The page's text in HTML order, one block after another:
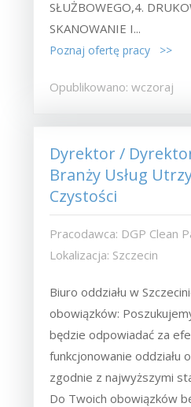
SŁUŻBOWEGO,4.
SKANOWANIE I...
Poznaj ofertę pracy >>
Opublikowano: wczoraj
Dyrektor /
Branży Usług
Czystości
Pracodawca: DGP Clean
Lokalizacja: Szczecin
Biuro oddziału w
obowiązków:
będzie odpowiadać za
funkcjonowanie oddziału
zgodnie z najwyższymi
Do Twoich obowiązków